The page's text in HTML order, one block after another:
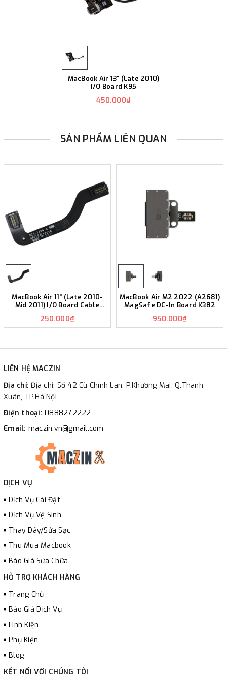
MacBook Air 13" (Late 2010)
I/O Board K95
450.000₫
SẢN PHẨM LIÊN QUAN
MacBook Air 11" (Late 2010-
Mid 2011) I/O Board Cable
250.000₫
MacBook Air M2 2022 (A2681)
MagSafe DC-In Board K382
950.000₫
LIÊN HỆ MACZIN
Địa chỉ:Địa chỉ: Số 42 Cù Chính Lan, P.Khương Mai, Q.Thanh
Xuân, TP.Hà Nội
Điện thoại: 0888272222
Email: maczin.vn@gmail.com
DỊCH VỤ
Dịch Vụ Cài Đặt
Dịch Vụ Vệ Sinh
Thay Dây/Sửa Sạc
Thu Mua Macbook
Báo Giá Sửa Chữa
HỖ TRỢ KHÁCH HÀNG
Trang Chủ
Báo Giá Dịch Vụ
Linh Kiện
Phụ Kiện
Blog
KẾT NỐI VỚI CHÚNG TÔI